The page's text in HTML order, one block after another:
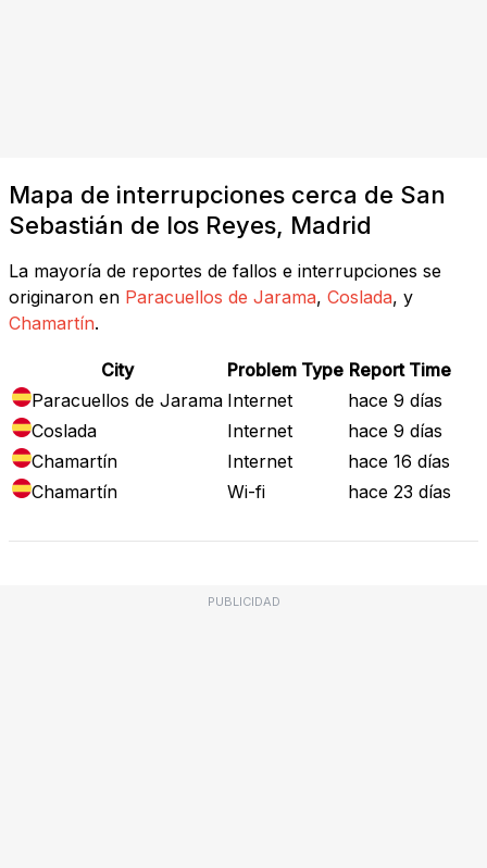
Mapa de interrupciones cerca de San
Sebastián de los Reyes, Madrid
La mayoría de reportes de fallos e interrupciones se
originaron en Paracuellos de Jarama, Coslada, y
Chamartín.
City Problem Type Report Time
Paracuellos de Jarama Internet
hace 9 días
Coslada
Internet
hace 9 días
Chamartín
Internet
hace 16 días
Chamartín
Wi-fi hace 23 días
PUBLICIDAD